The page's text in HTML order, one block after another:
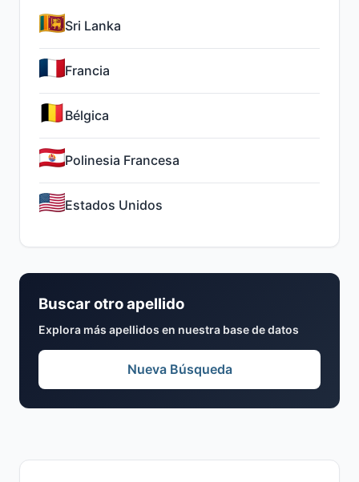
Sri Lanka
Francia
Bélgica
Polinesia Francesa
Estados Unidos
Buscar otro apellido
Explora más apellidos en nuestra base de datos
Nueva Búsqueda